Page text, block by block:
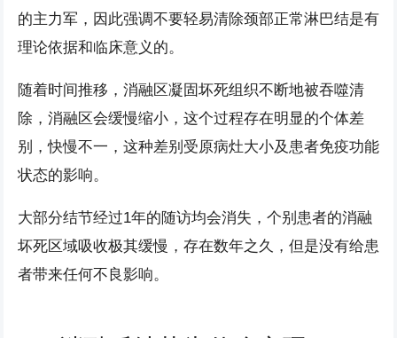
的主力军，因此强调不要轻易清除颈部正常淋巴结是有
理论依据和临床意义的。
随着时间推移，消融区凝固坏死组织不断地被吞噬清
除，消融区会缓慢缩小，这个过程存在明显的个体差
别，快慢不一，这种差别受原病灶大小及患者免疫功能
状态的影响。
大部分结节经过1年的随访均会消失，个别患者的消融
坏死区域吸收极其缓慢，存在数年之久，但是没有给患
者带来任何不良影响。